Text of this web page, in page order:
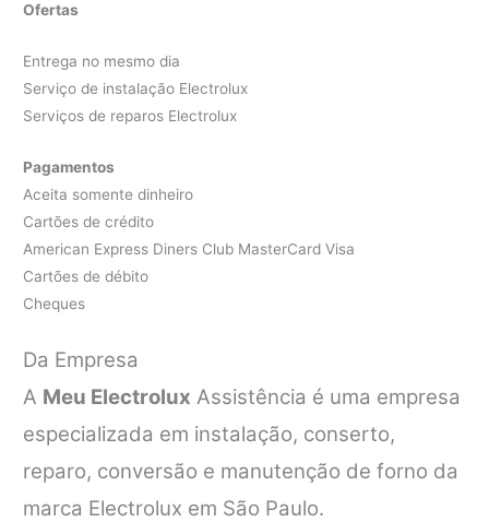
Ofertas
Entrega no mesmo dia
Serviço de instalação Electrolux
Serviços de reparos Electrolux
Pagamentos
Aceita somente dinheiro
Cartões de crédito
American Express Diners Club MasterCard Visa
Cartões de débito
Cheques
Da Empresa
A Meu Electrolux Assistência é uma empresa
especializada em instalação, conserto,
reparo, conversão e manutenção de forno da
marca Electrolux em São Paulo.